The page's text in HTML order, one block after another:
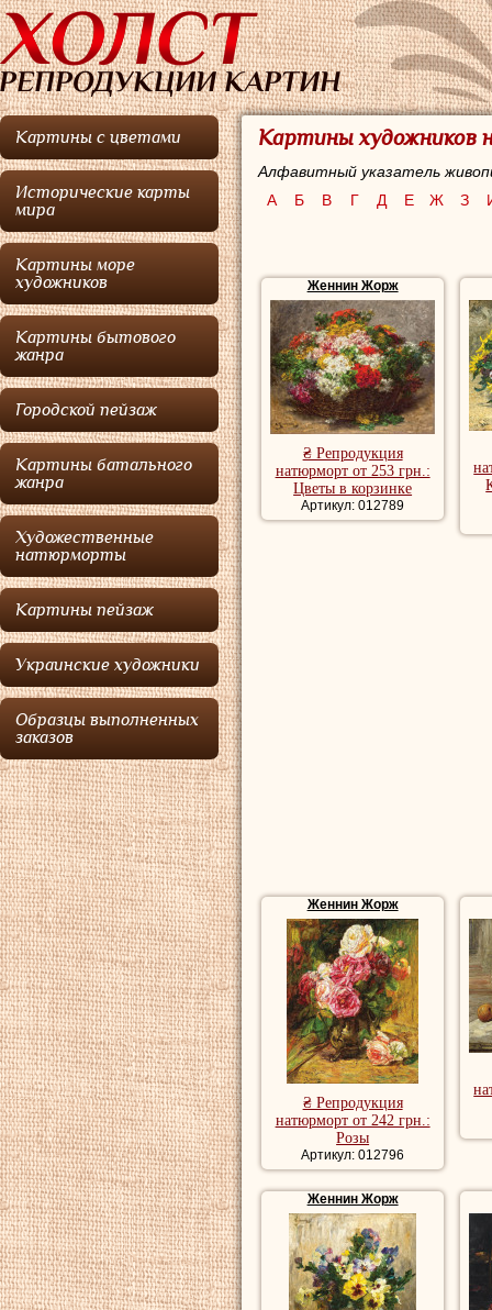
Картины с цветами
Исторические карты
мира
Картины море
художников
Картины бытового
жанра
Городской пейзаж
Картины батального
жанра
Художественные
натюрморты
Картины пейзаж
Украинские художники
Образцы выполненных
заказов
Картины художников
Алфавитный указатель
А
Б В Г Д Е Ж З
Женнин Жорж
₴ Репродукция
натюрморт от 253 грн.:
Цветы в корзинке
Артикул: 012789
Женнин Жорж
₴ Репродукция
натюрморт от 242 грн.:
Розы
Артикул: 012796
Женнин Жорж